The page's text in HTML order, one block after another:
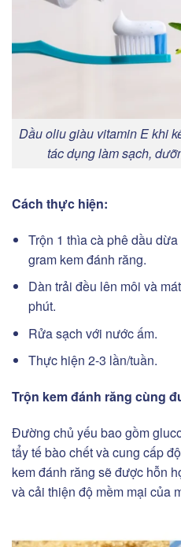
Dầu oliu giàu vitamin E khi
tác dụng làm sạch,
Cách thực hiện:
Trộn 1 thìa cà phê dầu
gram kem đánh răng.
Dàn trải đều lên môi và
phút.
Rửa sạch với nước ấm.
Thực hiện 2-3 lần/tuần.
Trộn kem đánh răng cùng
Đường chủ yếu bao gồm
tẩy tế bào chết và cung cấp
kem đánh răng sẽ được hỗn
và cải thiện độ mềm mại của